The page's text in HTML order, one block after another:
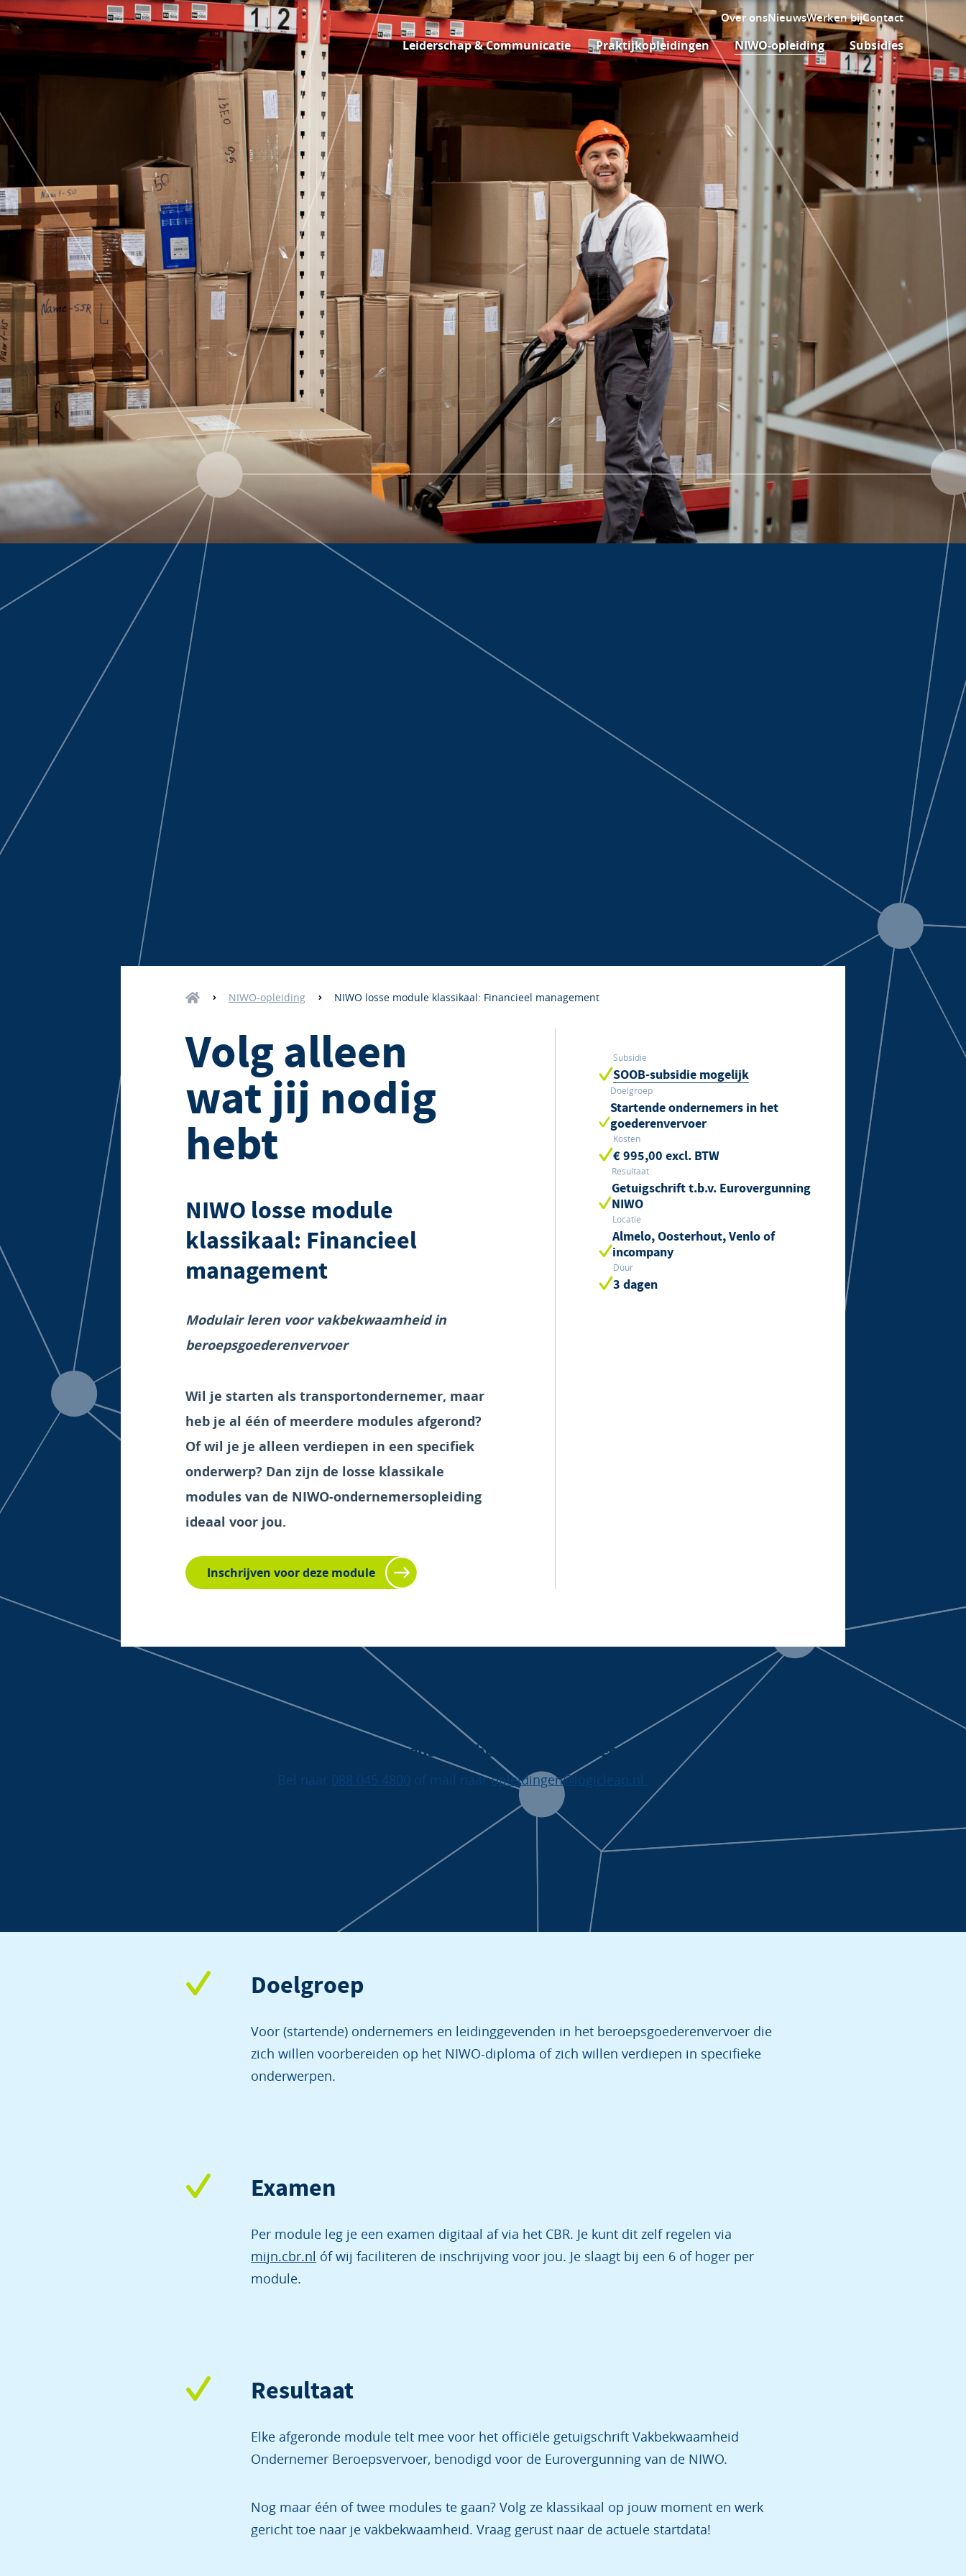
Over onsNieuwsWerken bijContact
Leiderschap & Communicatie Praktijkopleidingen NIWO-opleiding Subsidies
NIWO-opleiding NIWO losse module klassikaal: Financieel management
Volg alleen
wat jij nodig
hebt
NIWO losse module
klassikaal: Financieel
management
Modulair leren voor vakbekwaamheid in
beroepsgoederenvervoer
Wil je starten als transportondernemer, maar
heb je al één of meerdere modules afgerond?
Of wil je je alleen verdiepen in een specifiek
onderwerp? Dan zijn de losse klassikale
modules van de NIWO-ondernemersopleiding
ideaal voor jou.
Inschrijven voor deze module
Subsidie
SOOB-subsidie mogelijk
Doelgroep
Startende ondernemers in het
goederenvervoer
Kosten
€ 995,00 excl. BTW
Resultaat
Getuigschrift t.b.v. Eurovergunning
NIWO
Locatie
Almelo, Oosterhout, Venlo of
incompany
Duur
3 dagen
Kunnen we je ergens mee helpen? We helpen je graag!
Bel naar 088 045 4800 of mail naaropleidingen@logicleap.nl.
Doelgroep
Voor (startende) ondernemers en leidinggevenden in het beroepsgoederenvervoer die
zich willen voorbereiden op het NIWO-diploma of zich willen verdiepen in specifieke
onderwerpen.
Examen
Per module leg je een examen digitaal af via het CBR. Je kunt dit zelf regelen via
mijn.cbr.nl óf wij faciliteren de inschrijving voor jou. Je slaagt bij een 6 of hoger per
module.
Resultaat
Elke afgeronde module telt mee voor het officiële getuigschrift Vakbekwaamheid
Ondernemer Beroepsvervoer, benodigd voor de Eurovergunning van de NIWO.
Nog maar één of twee modules te gaan? Volg ze klassikaal op jouw moment en werk
gericht toe naar je vakbekwaamheid. Vraag gerust naar de actuele startdata!